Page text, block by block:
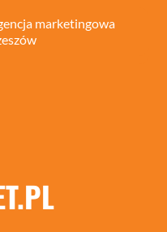
marketingowa